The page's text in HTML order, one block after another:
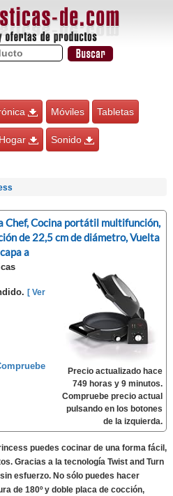
Móviles Tabletas
Hogar Sonido
Chef, Cocina portátil multifunción,
de 22,5 cm de diámetro, Vuelta
a
[ Ver
Precio actualizado hace
749 horas y 9 minutos.
Compruebe precio actual
pulsando en los botones
de la izquierda.
puedes cocinar de una forma fácil,
Gracias a la tecnología Twist and Turn
esfuerzo. No sólo puedes hacer
de 180º y doble placa de cocción,